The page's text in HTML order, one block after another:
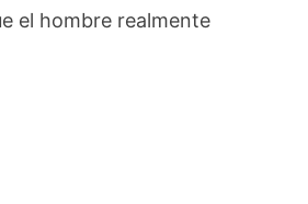
el hombre realmente